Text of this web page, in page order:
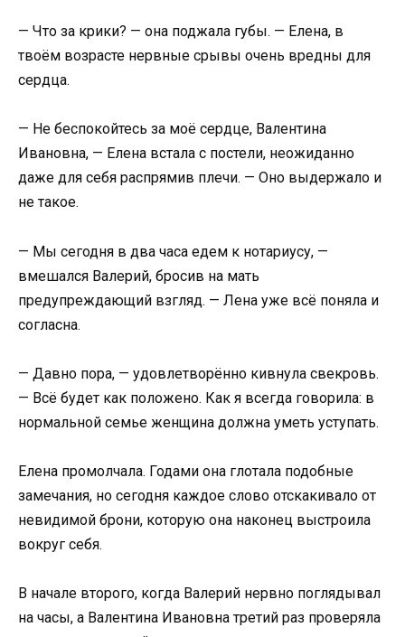
— Что за крики? — она поджала губы. — Елена, в
твоём возрасте нервные срывы очень вредны для
сердца.
— Не беспокойтесь за моё сердце, Валентина
Ивановна, — Елена встала с постели, неожиданно
даже для себя распрямив плечи. — Оно выдержало и
не такое.
— Мы сегодня в два часа едем к нотариусу, —
вмешался Валерий, бросив на мать
предупреждающий взгляд. — Лена уже всё поняла и
согласна.
— Давно пора, — удовлетворённо кивнула свекровь.
— Всё будет как положено. Как я всегда говорила: в
нормальной семье женщина должна уметь уступать.
Елена промолчала. Годами она глотала подобные
замечания, но сегодня каждое слово отскакивало от
невидимой брони, которую она наконец выстроила
вокруг себя.
В начале второго, когда Валерий нервно поглядывал
на часы, а Валентина Ивановна третий раз проверяла